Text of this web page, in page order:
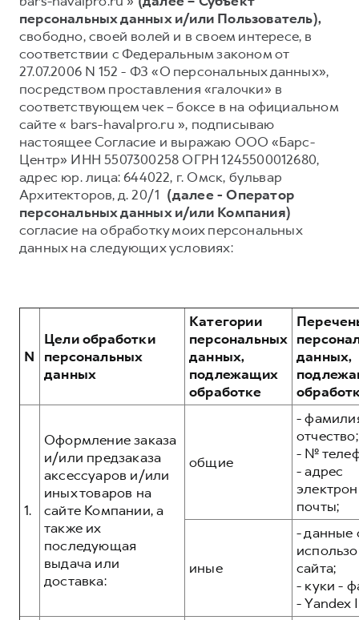
H7 H9
от 4 799 000 ₽
Тест-драйв
Трейд-ин
КРЕДИТ И СТРАХОВАНИЕ
Кредитный калькулятор
Страхование
Кредит
КОРПОРАТИВНЫМ КЛИЕНТАМ
Для малого бизнеса
Крупным корпоративным клиентам
Система управления автопарком
Сервис для корпоративных клиентов
АКСЕССУАРЫ HAVAL
Автомобильные аксессуары
Коллекция PRO
Коллекция Базовая
Коллекция Детская
СЕРВИСНОЕ ОБСЛУЖИВАНИЕ
Нулевое ТО
Программа «Помощь на дороге»
Регламенты технического обслуживания
Электронный ПТС
ПОДДЕРЖКА
GWM Безопасность
Гарантия HAVAL
Мобильное приложение GWM
Руководства по эксплуатации
Подписки
АКСЕССУАРЫ HAVAL
Коллекция PRO
Коллекция Базовая
Коллекция Детская
О дилере
Наша команда
Контакты
персональных данных и/или Пользователь),
свободно, своей волей и в своем интересе, в
соответствии с Федеральным законом от
27.07.2006 N 152 - ФЗ «О персональных данных»,
посредством проставления «галочки» в
соответствующем чек – боксе в на официальном
сайте « bars-havalpro.ru », подписываю
настоящее Согласие и выражаю ООО «Барс-
Центр» ИНН 5507300258 ОГРН 1245500012680,
адрес юр. лица: 644022, г. Омск, бульвар
Архитекторов, д. 20/1 (далее - Оператор
персональных данных и/или Компания)
согласие на обработку моих персональных
данных на следующих условиях:
N
Цели обработки
персональных
данных
Категории
персональных
данных,
подлежащих
обработке
данных,
1.
Оформление заказа
и/или предзаказа
аксессуаров и/или
иных товаров на
сайте Компании, а
также их
последующая
выдача или
доставка:
общие
-
отчество;
- №
- адрес
почты;
иные
- данные
сайта;
- куки -
- Yandex